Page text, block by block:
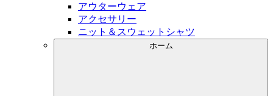
アウターウェア
アクセサリー
ニット＆スウェットシャツ
ホーム